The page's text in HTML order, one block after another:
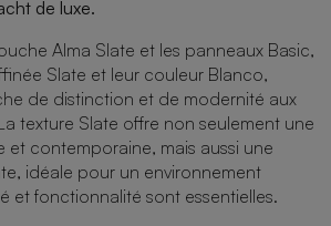
de luxe.
Alma Slate et les panneaux Basic,
Slate et leur couleur Blanco,
de distinction et de modernité aux
texture Slate offre non seulement une
et contemporaine, mais aussi une
idéale pour un environnement
et fonctionnalité sont essentielles.